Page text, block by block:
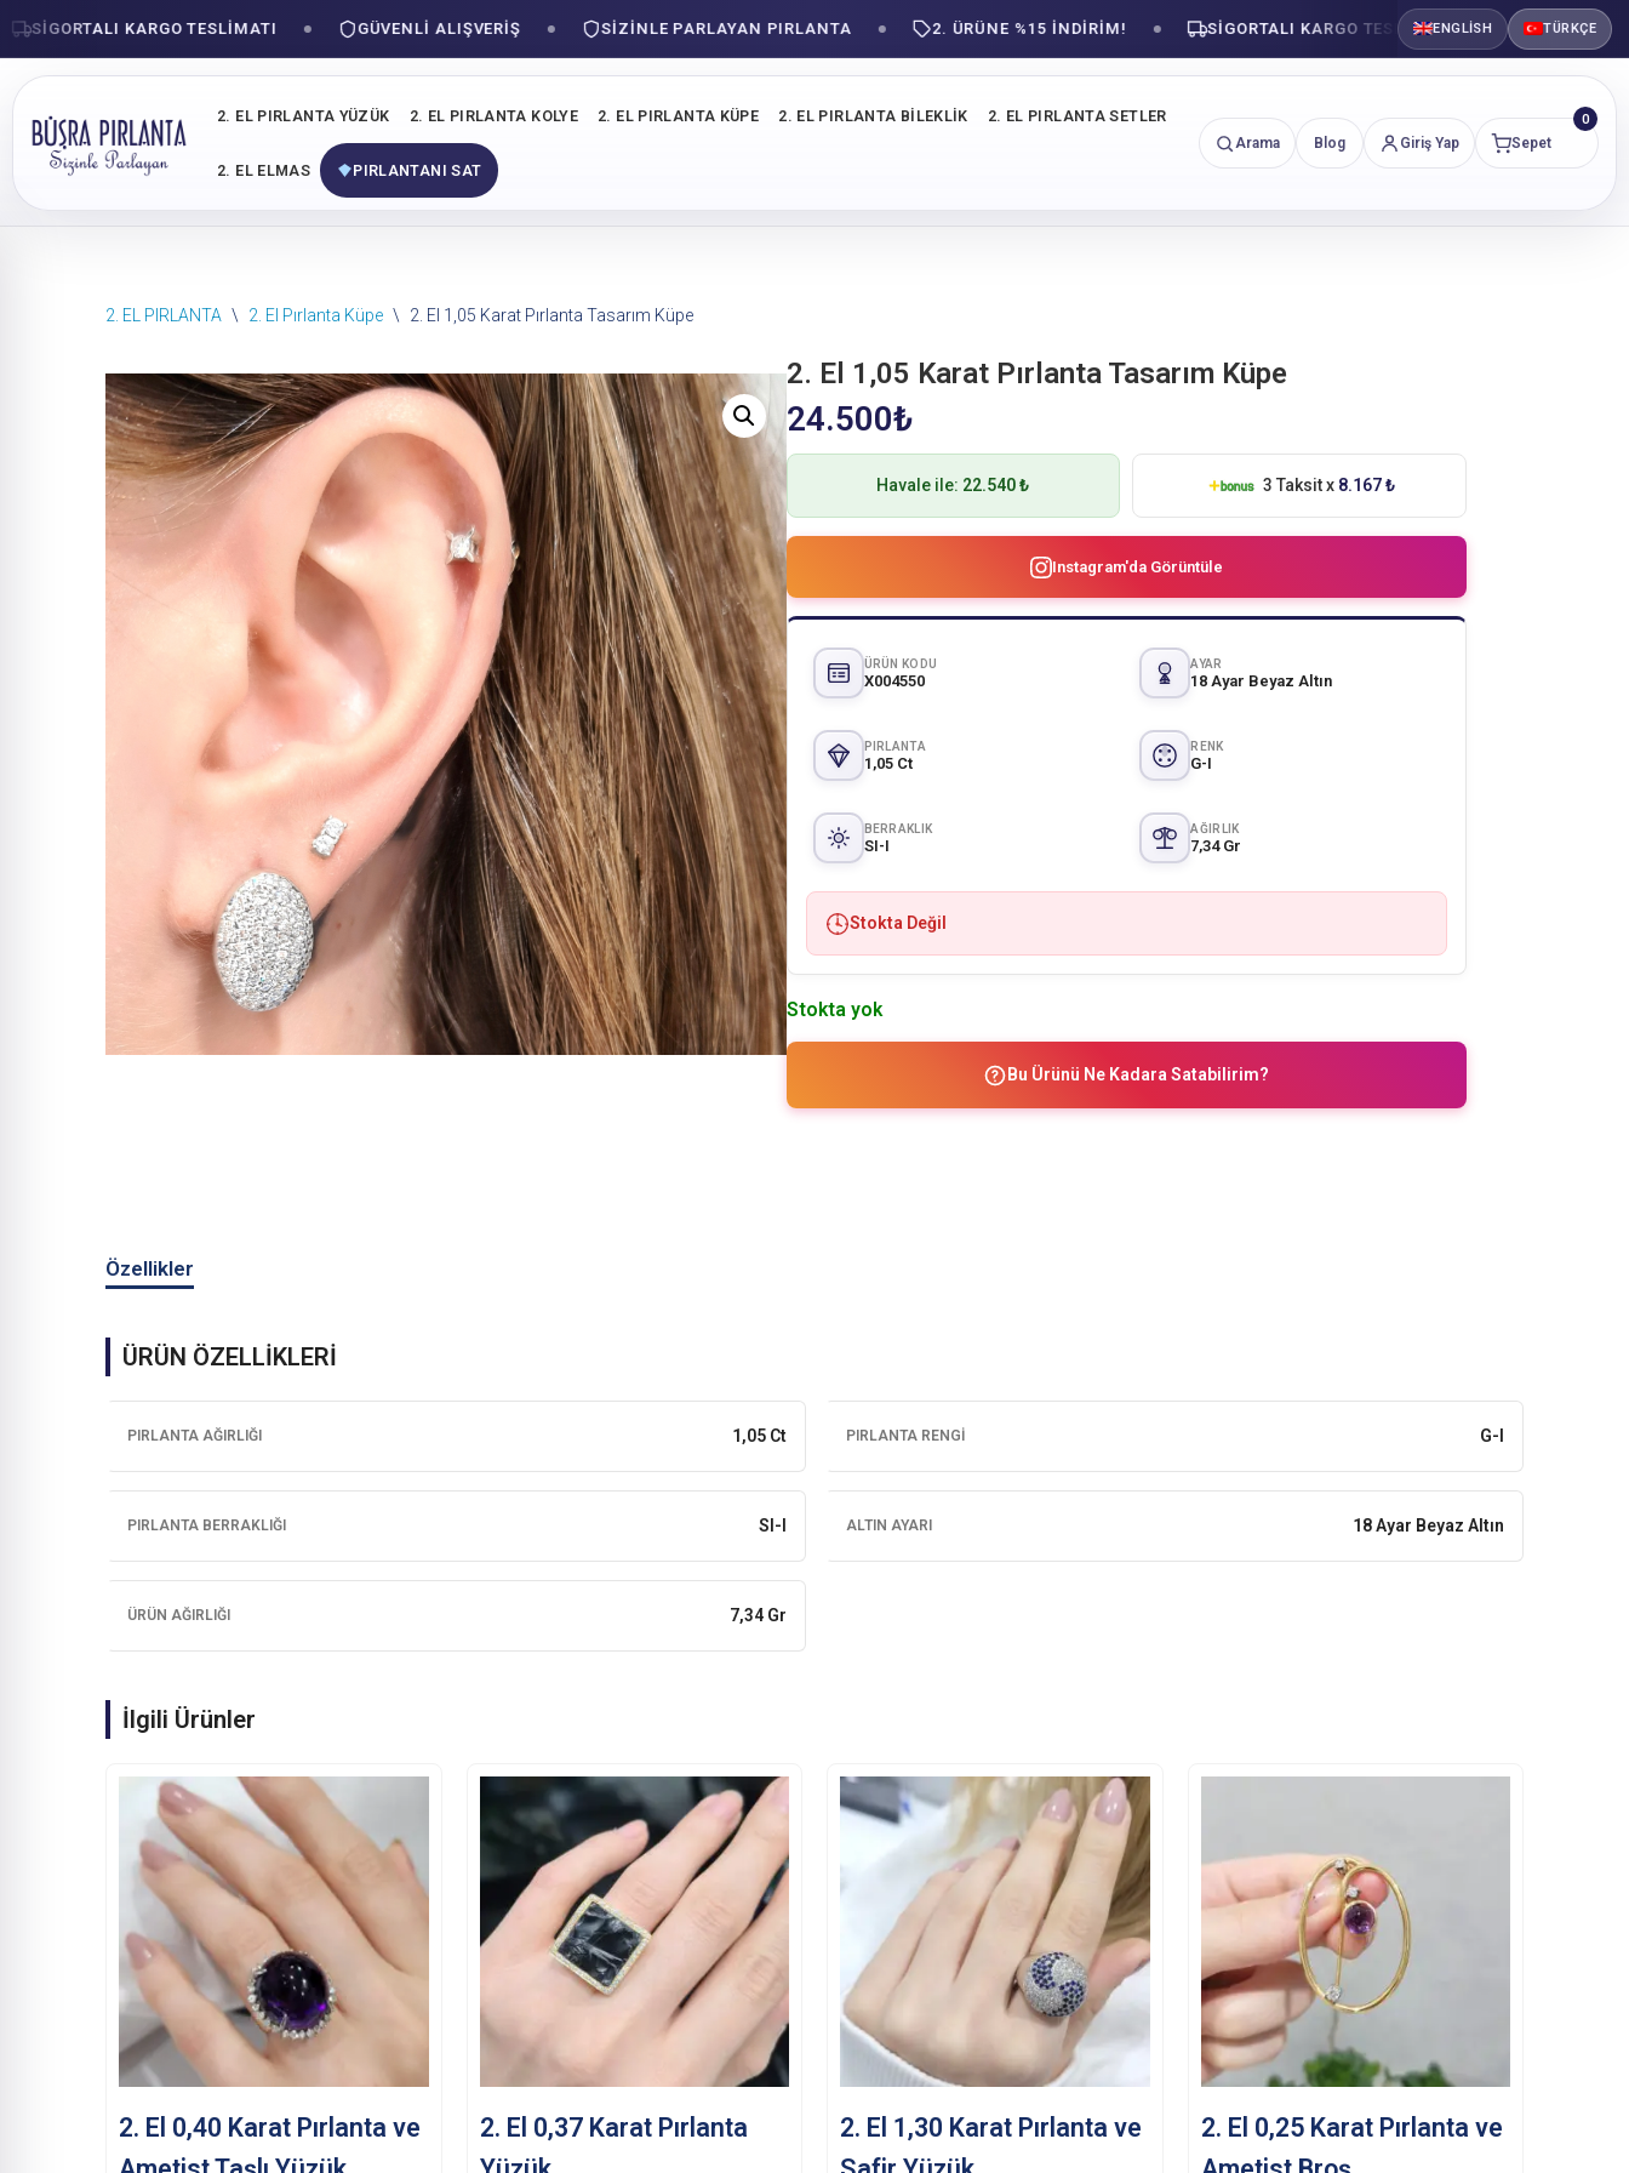
ENGLISH TÜRKÇE
KARGO TESLIMATI GÜVENLI ALIŞVERIŞ SIZINLE PARLAYAN PIRLANTA 2. ÜRÜNE %15 İNDİRİM! SIGORTALI KARGO TESLIMATI GÜVENLI
2. EL PIRLANTA YÜZÜK 2. EL PIRLANTA KOLYE 2. EL PIRLANTA KÜPE 2. EL PIRLANTA BILEKLIK 2. EL PIRLANTA SETLER
2. EL ELMAS PIRLANTANI SAT
Arama Blog Giriş Yap Sepet
0
2. EL PIRLANTA \ 2. El Pırlanta Küpe \ 2. El 1,05 Karat Pırlanta Tasarım Küpe
2. El 1,05 Karat Pırlanta Tasarım Küpe
24.500₺
Havale ile: 22.540 ₺ 3 Taksit x 8.167 ₺
Instagram'da Görüntüle
ÜRÜN KODU
X004550
AYAR
18 Ayar Beyaz Altın
PIRLANTA
1,05 Ct
RENK
G-I
BERRAKLIK
SI-I
AĞIRLIK
7,34 Gr
Stokta Değil
Stokta yok
Bu Ürünü Ne Kadara Satabilirim?
Özellikler
ÜRÜN ÖZELLİKLERİ
PIRLANTA AĞIRLIĞI 1,05 Ct PIRLANTA RENGI G-I
PIRLANTA BERRAKLIĞI SI-I ALTIN AYARI 18 Ayar Beyaz Altın
ÜRÜN AĞIRLIĞI 7,34 Gr
İlgili Ürünler
2. El 0,40 Karat Pırlanta ve
2. El 0,37 Karat Pırlanta
2. El 1,30 Karat Pırlanta ve
2. El 0,25 Karat Pırlanta ve